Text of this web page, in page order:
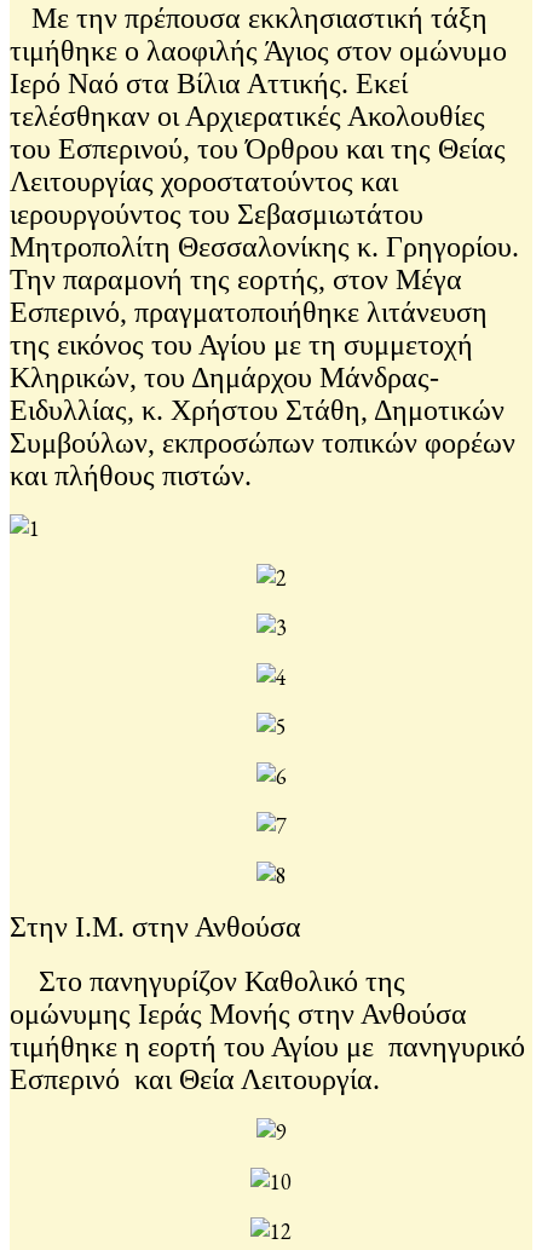
Με την πρέπουσα εκκλησιαστική τάξη
τιμήθηκε ο λαοφιλής Άγιος στον ομώνυμο
Ιερό Ναό στα Βίλια Αττικής. Εκεί
τελέσθηκαν οι Αρχιερατικές Ακολουθίες
του Εσπερινού, του Όρθρου και της Θείας
Λειτουργίας χοροστατούντος και
ιερουργούντος του Σεβασμιωτάτου
Μητροπολίτη Θεσσαλονίκης κ. Γρηγορίου.
Την παραμονή της εορτής, στον Μέγα
Εσπερινό, πραγματοποιήθηκε λιτάνευση
της εικόνος του Αγίου με τη συμμετοχή
Κληρικών, του Δημάρχου Μάνδρας-
Ειδυλλίας, κ. Χρήστου Στάθη, Δημοτικών
Συμβούλων, εκπροσώπων τοπικών φορέων
και πλήθους πιστών.
Στην Ι.Μ. στην Ανθούσα
Στο πανηγυρίζον Καθολικό της
ομώνυμης Ιεράς Μονής στην Ανθούσα
τιμήθηκε η εορτή του Αγίου με πανηγυρικό
Εσπερινό και Θεία Λειτουργία.